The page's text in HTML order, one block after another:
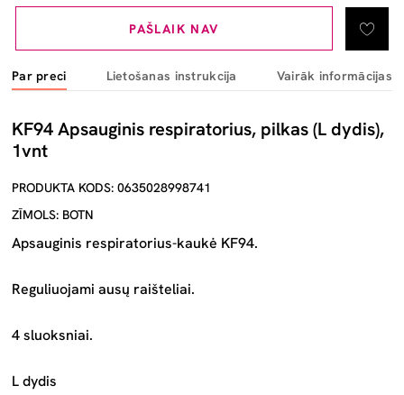
PAŠLAIK NAV
Par preci Lietošanas instrukcija Vairāk informācijas
KF94 Apsauginis respiratorius, pilkas (L dydis),
1vnt
PRODUKTA KODS: 0635028998741
ZĪMOLS: BOTN
Apsauginis respiratorius-kaukė KF94.
Reguliuojami ausų raišteliai.
4 sluoksniai.
L dydis